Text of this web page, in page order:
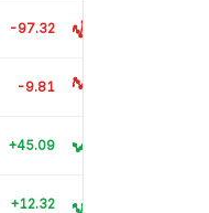
-97.32
-9.81
+45.09
+12.32